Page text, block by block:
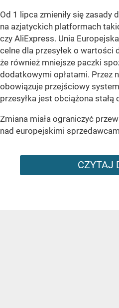
Od 1 lipca zmieniły się zasady
na azjatyckich platformach
czy AliExpress. Unia
celne dla przesyłek o wartości
że również mniejsze paczki
dodatkowymi opłatami. Przez
obowiązuje przejściowy
przesyłka jest obciążona
Zmiana miała ograniczyć
nad europejskimi
CZYTAJ